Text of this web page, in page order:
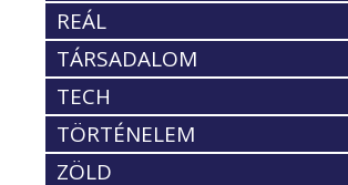
REÁL
TÁRSADALOM
TECH
TÖRTÉNELEM
ZÖLD